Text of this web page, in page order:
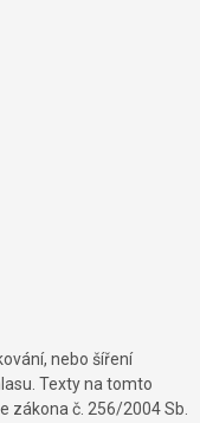
nebo šíření
Texty na tomto
zákona č. 256/2004 Sb.